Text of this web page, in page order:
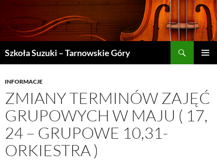
Szkoła Suzuki – Tarnowskie Góry
TREŚCI
INFORMACJE
ZMIANY TERMINÓW ZAJĘĆ
GRUPOWYCH W MAJU ( 17,
24 – GRUPOWE 10,31-
ORKIESTRA )